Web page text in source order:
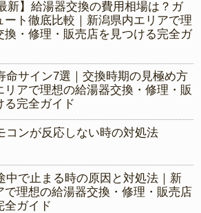
新】給湯器交換の費用相場は？ガ
ート徹底比較｜新潟県内エリアで理
換・修理・販売店を見つける完全ガ
命サイン7選｜交換時期の見極め方
リアで理想の給湯器交換・修理・販
る完全ガイド
コンが反応しない時の対処法
中で止まる時の原因と対処法｜新
で理想の給湯器交換・修理・販売店
全ガイド